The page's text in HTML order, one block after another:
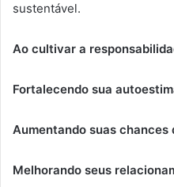
sustentável.
Ao cultivar a
Fortalecendo sua
Aumentando suas
Melhorando seus